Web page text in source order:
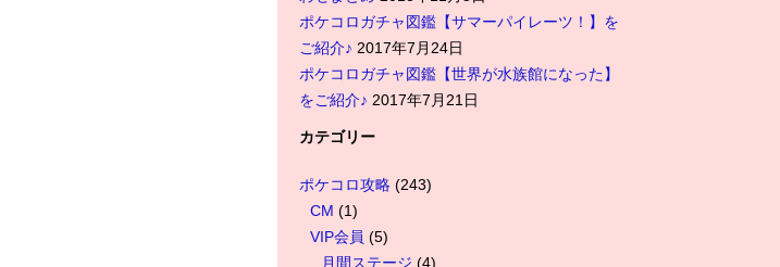
ポケコロガチャ図鑑【サマーパイレーツ！】を
ご紹介♪ 2017年7月24日
ポケコロガチャ図鑑【世界が水族館になった】
をご紹介♪ 2017年7月21日
カテゴリー
ポケコロ攻略 (243)
CM (1)
VIP会員 (5)
月間ステージ (4)